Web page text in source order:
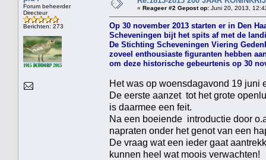
Forum beheerder
Directeur
Berichten: 273
« Reageer #2 Gepost op: Juni 20, 2013,
Op 30 november 2013 starten er in Den
Scheveningen bijt het spits af met de
De Stichting Scheveningen Viering
zoveel enthousiaste figuranten hebben
om deze historische gebeurtenis op 30
Het was op woensdagavond 19 juni
De eerste aanzet tot het grote
is daarmee een feit.
Na een boeiende introductie door
napraten onder het genot van een
De vraag wat een ieder gaat
kunnen heel wat moois verwachten!